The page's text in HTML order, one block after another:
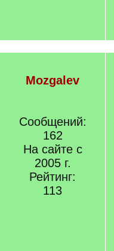
Mozgalev
Сообщений:
162
На сайте с
2005 г.
Рейтинг:
113